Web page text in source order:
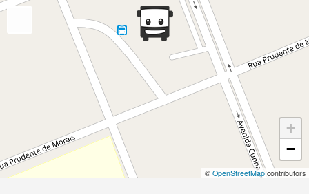
+
−
© OpenStreetMap contributors